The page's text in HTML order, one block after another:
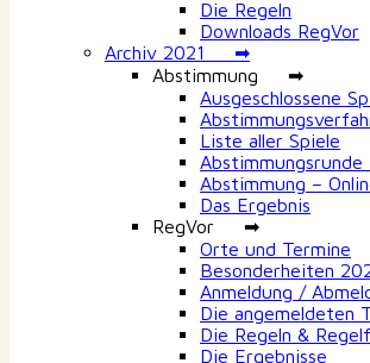
Die Regeln
Downloads RegVor
Archiv 2021 ➡
Abstimmung ➡
Ausgeschlossene
Liste aller Spiele
Abstimmungsrunde
Abstimmung –
Das Ergebnis
RegVor ➡
Orte und Termine
Besonderheiten
Anmeldung /
Die angemeldeten
Die Regeln &
Die Ergebnisse